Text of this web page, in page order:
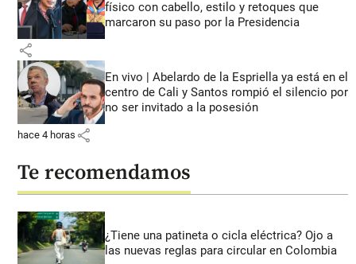
físico con cabello, estilo y retoques que
marcaron su paso por la Presidencia
share
En vivo | Abelardo de la Espriella ya está en el
centro de Cali y Santos rompió el silencio por
no ser invitado a la posesión
hace 4 horas share
Te recomendamos
¿Tiene una patineta o cicla eléctrica? Ojo a
las nuevas reglas para circular en Colombia